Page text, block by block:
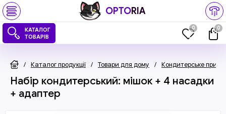
OPTORIA
КАТАЛОГ
ТОВАРІВ
0 0
/ Каталог продукції / Товари для дому / Кондитерське
Набір кондитерський: мішок + 4 насадки
+ адаптер